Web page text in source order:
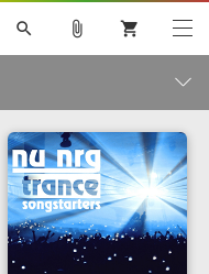
search
巡音ルカ V4X
MEIKO V3
SPITFIRE AUDIO
ライセンスフリーBGM
抜き出し
DUBSTEP
MUTANT
ROUTER.FM
attach_file shopping_cart